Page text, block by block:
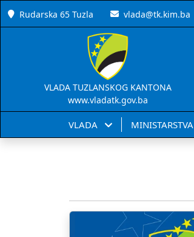
Rudarska 65 Tuzla vlada@tk.kim.ba
VLADA TUZLANSKOG KANTONA
www.vladatk.gov.ba
VLADA MINISTARSTVA